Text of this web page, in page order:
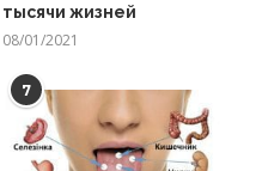
тысячи жизней
08/01/2021
7